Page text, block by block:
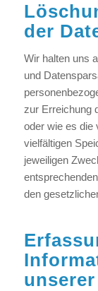
der
Wir halten uns
und
zur Erreichung
oder wie es die
vielfältigen
jeweiligen
den